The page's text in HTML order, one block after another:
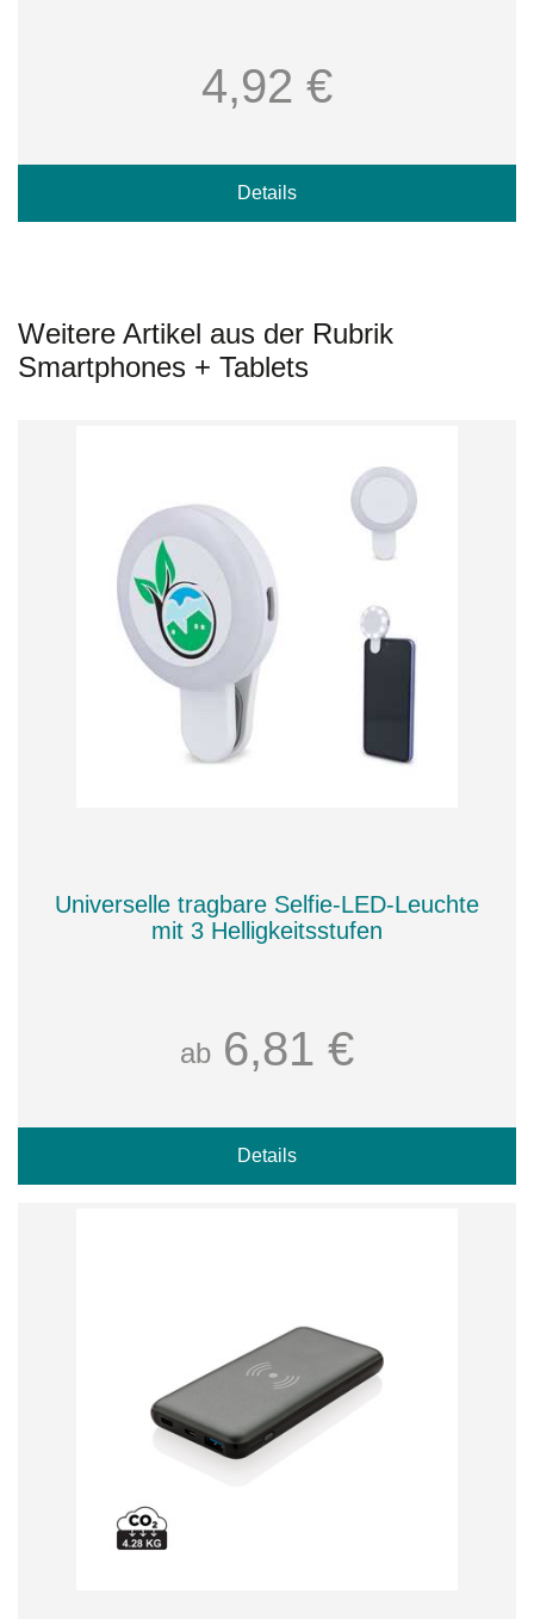
4,92 €
Details
Weitere Artikel aus der Rubrik
Smartphones + Tablets
Universelle tragbare Selfie-LED-Leuchte
mit 3 Helligkeitsstufen
ab 6,81 €
Details